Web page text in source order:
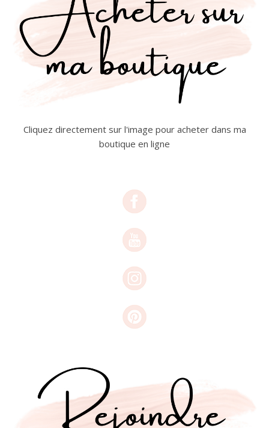
Cliquez directement sur l'image pour acheter dans ma
boutique en ligne